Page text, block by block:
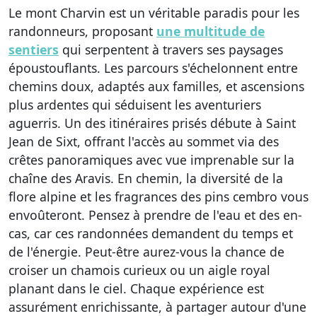
Le mont Charvin est un véritable paradis pour les
randonneurs, proposant une multitude de
sentiers qui serpentent à travers ses paysages
époustouflants. Les parcours s'échelonnent entre
chemins doux, adaptés aux familles, et ascensions
plus ardentes qui séduisent les aventuriers
aguerris. Un des itinéraires prisés débute à Saint
Jean de Sixt, offrant l'accès au sommet via des
crêtes panoramiques avec vue imprenable sur la
chaîne des Aravis. En chemin, la diversité de la
flore alpine et les fragrances des pins cembro vous
envoûteront. Pensez à prendre de l'eau et des en-
cas, car ces randonnées demandent du temps et
de l'énergie. Peut-être aurez-vous la chance de
croiser un chamois curieux ou un aigle royal
planant dans le ciel. Chaque expérience est
assurément enrichissante, à partager autour d'une